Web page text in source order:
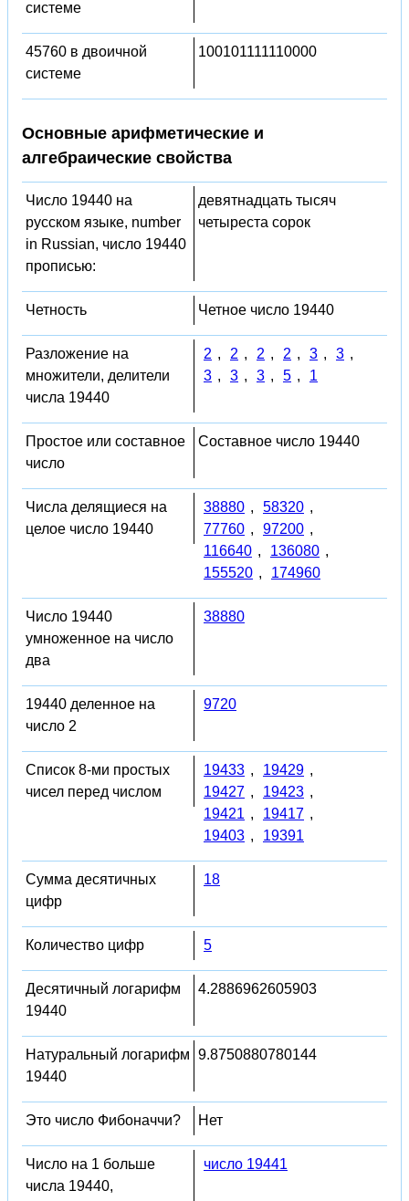
системе
45760 в двоичной
системе
100101111110000
Основные арифметические и
алгебраические свойства
Число 19440 на
русском языке, number
in Russian, число 19440
прописью:
девятнадцать тысяч
четыреста сорок
Четность Четное число 19440
Разложение на
множители, делители
числа 19440
2 , 2 , 2 , 2 , 3 , 3 ,
3 , 3 , 3 , 5 , 1
Простое или составное
число
Составное число 19440
Числа делящиеся на
целое число 19440
38880 , 58320 ,
77760 , 97200 ,
116640 , 136080 ,
155520 , 174960
Число 19440
умноженное на число
два
38880
19440 деленное на
число 2
9720
Список 8-ми простых
чисел перед числом
19433 , 19429 ,
19427 , 19423 ,
19421 , 19417 ,
19403 , 19391
Сумма десятичных
цифр
18
Количество цифр 5
Десятичный логарифм
19440
4.2886962605903
Натуральный логарифм
19440
9.8750880780144
Это число Фибоначчи? Нет
Число на 1 больше
числа 19440,
число 19441